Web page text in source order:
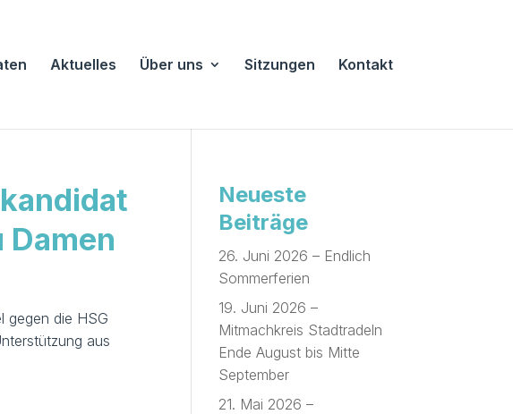
Aktuelles Über uns Sitzungen Kontakt
gegen die HSG
aus
Neueste
Beiträge
26. Juni 2026 – Endlich
Sommerferien
19. Juni 2026 –
Mitmachkreis Stadtradeln
Ende August bis Mitte
September
21. Mai 2026 –